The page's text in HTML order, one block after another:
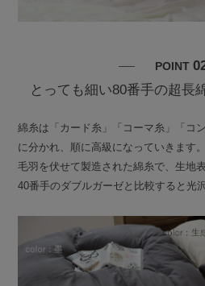
POINT
とっても細い80番手の超長
綿糸は「カード糸」「コーマ糸」「コ
に分かれ、順に高級になっていきます
毛羽を伏せて製造された綿糸で、生地
40番手のダブルガーゼと比較すると光